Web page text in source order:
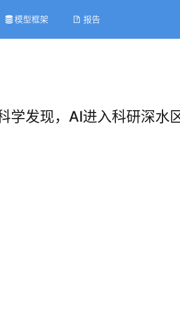
模型框架 报告
学发现，AI进入科研深水